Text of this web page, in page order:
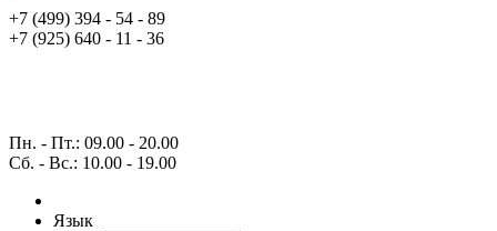
+7 (499) 394 - 54 - 89
+7 (925) 640 - 11 - 36
Пн. - Пт.: 09.00 - 20.00
Сб. - Вс.: 10.00 - 19.00
Язык